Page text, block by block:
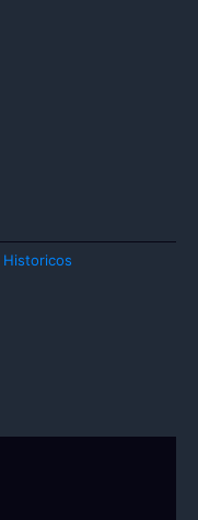
Historicos